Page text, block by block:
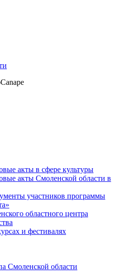
акты в сфере культуры
акты Смоленской области в
участников программы
областного центра
и фестивалях
Смоленской области